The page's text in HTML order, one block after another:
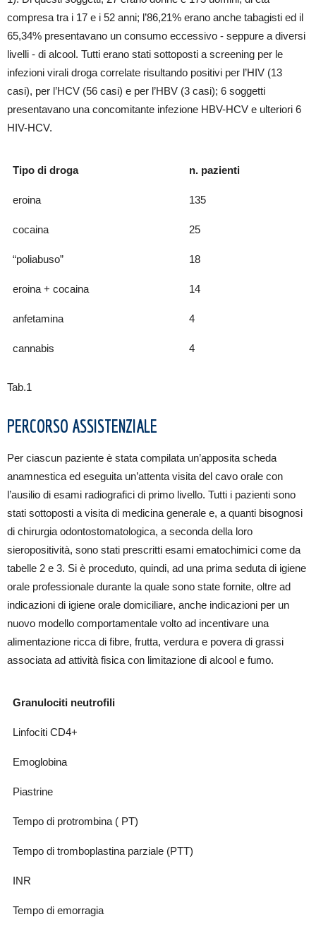
compresa tra i 17 e i 52 anni; l’86,21% erano anche tabagisti ed il
65,34% presentavano un consumo eccessivo - seppure a diversi
livelli - di alcool. Tutti erano stati sottoposti a screening per le
infezioni virali droga correlate risultando positivi per l’HIV (13
casi), per l’HCV (56 casi) e per l’HBV (3 casi); 6 soggetti
presentavano una concomitante infezione HBV-HCV e ulteriori 6
HIV-HCV.
Tipo di droga n. pazienti
eroina 135
cocaina 25
“poliabuso” 18
eroina + cocaina 14
anfetamina 4
cannabis 4
Tab.1
PERCORSO ASSISTENZIALE
Per ciascun paziente è stata compilata un’apposita scheda
anamnestica ed eseguita un’attenta visita del cavo orale con
l’ausilio di esami radiografici di primo livello. Tutti i pazienti sono
stati sottoposti a visita di medicina generale e, a quanti bisognosi
di chirurgia odontostomatologica, a seconda della loro
sieropositività, sono stati prescritti esami ematochimici come da
tabelle 2 e 3. Si è proceduto, quindi, ad una prima seduta di igiene
orale professionale durante la quale sono state fornite, oltre ad
indicazioni di igiene orale domiciliare, anche indicazioni per un
nuovo modello comportamentale volto ad incentivare una
alimentazione ricca di fibre, frutta, verdura e povera di grassi
associata ad attività fisica con limitazione di alcool e fumo.
Granulociti neutrofili
Linfociti CD4+
Emoglobina
Piastrine
Tempo di protrombina ( PT)
Tempo di tromboplastina parziale (PTT)
INR
Tempo di emorragia